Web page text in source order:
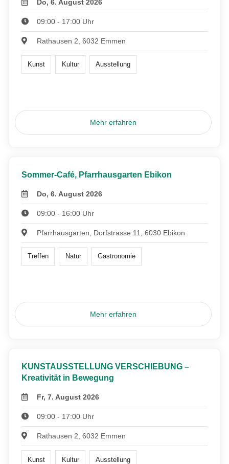
Do, 6. August 2026
09:00 - 17:00 Uhr
Rathausen 2, 6032 Emmen
Kunst Kultur Ausstellung
Mehr erfahren
Sommer-Café, Pfarrhausgarten Ebikon
Do, 6. August 2026
09:00 - 16:00 Uhr
Pfarrhausgarten, Dorfstrasse 11, 6030 Ebikon
Treffen Natur Gastronomie
Mehr erfahren
KUNSTAUSSTELLUNG VERSCHIEBUNG –
Kreativität in Bewegung
Fr, 7. August 2026
09:00 - 17:00 Uhr
Rathausen 2, 6032 Emmen
Kunst Kultur Ausstellung